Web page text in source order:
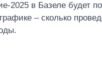
2025 в Базеле будет
– сколько